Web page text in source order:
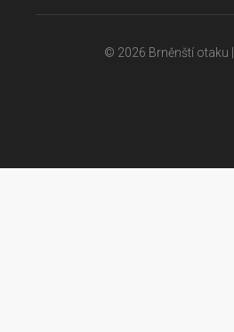
© 2026 Brněnští otaku